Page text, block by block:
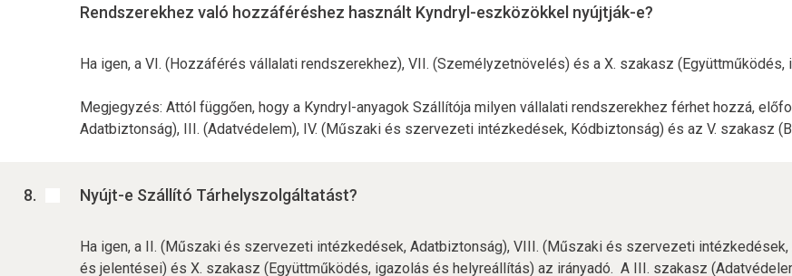
Rendszerekhez való hozzáféréshez használt Kyndryl-eszközökkel nyújtják-e?
Ha igen, a VI. (Hozzáférés vállalati rendszerekhez), VII. (Személyzetnövelés) és a X. szakasz
Megjegyzés: Attól függően, hogy a Kyndryl-anyagok Szállítója milyen vállalati rendszerekhez férhet hozzá,
Adatbiztonság), III. (Adatvédelem), IV. (Műszaki és szervezeti intézkedések, Kódbiztonság) és az V. szakasz
Nyújt-e Szállító Tárhelyszolgáltatást?
Ha igen, a II. (Műszaki és szervezeti intézkedések, Adatbiztonság), VIII. (Műszaki és szervezeti
és jelentései) és X. szakasz (Együttműködés, igazolás és helyreállítás) az irányadó. A III. szakasz